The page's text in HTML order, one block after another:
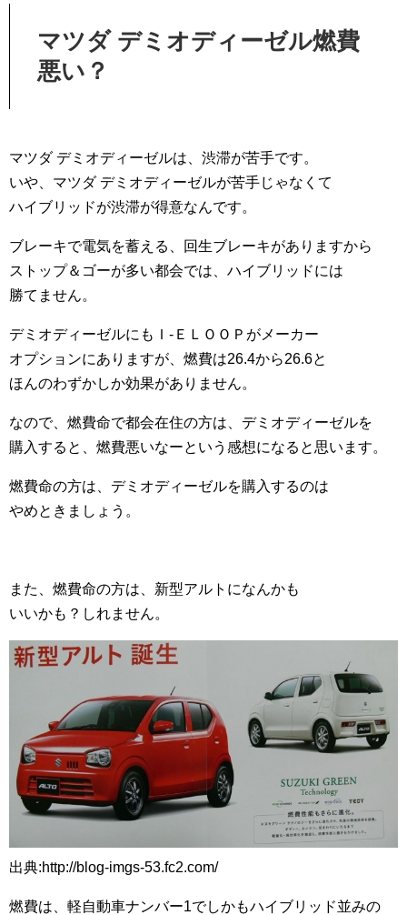
マツダ デミオディーゼル燃費
悪い？
マツダ デミオディーゼルは、渋滞が苦手です。
いや、マツダ デミオディーゼルが苦手じゃなくて
ハイブリッドが渋滞が得意なんです。
ブレーキで電気を蓄える、回生ブレーキがありますから
ストップ＆ゴーが多い都会では、ハイブリッドには
勝てません。
デミオディーゼルにもＩ-ＥＬＯＯＰがメーカー
オプションにありますが、燃費は26.4から26.6と
ほんのわずかしか効果がありません。
なので、燃費命で都会在住の方は、デミオディーゼルを
購入すると、燃費悪いなーという感想になると思います。
燃費命の方は、デミオディーゼルを購入するのは
やめときましょう。
また、燃費命の方は、新型アルトになんかも
いいかも？しれません。
出典:http://blog-imgs-53.fc2.com/
燃費は、軽自動車ナンバー1でしかもハイブリッド並みの